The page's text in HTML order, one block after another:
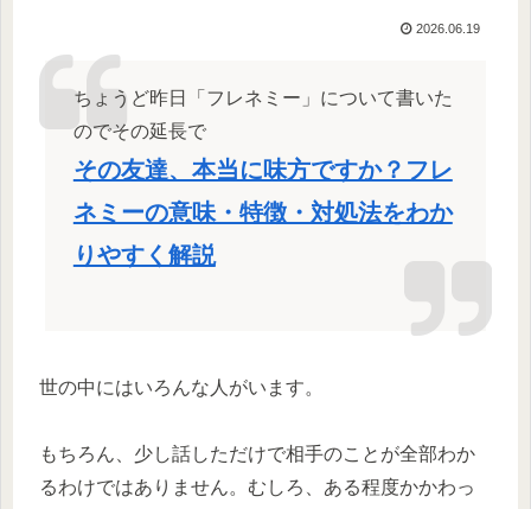
2026.06.19
ちょうど昨日「フレネミー」について書いた
のでその延長で
その友達、本当に味方ですか？フレ
ネミーの意味・特徴・対処法をわか
りやすく解説
世の中にはいろんな人がいます。
もちろん、少し話しただけで相手のことが全部わか
るわけではありません。むしろ、ある程度かかわっ